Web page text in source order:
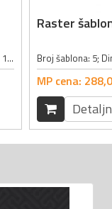
Maksimalni napon: 24V; Maksimalna jačina struje: 1A; Dužina kabla: 40cm; Veličina vrha pincete: 1.1 x 0.25mm;
Raster
MP cena: 288,